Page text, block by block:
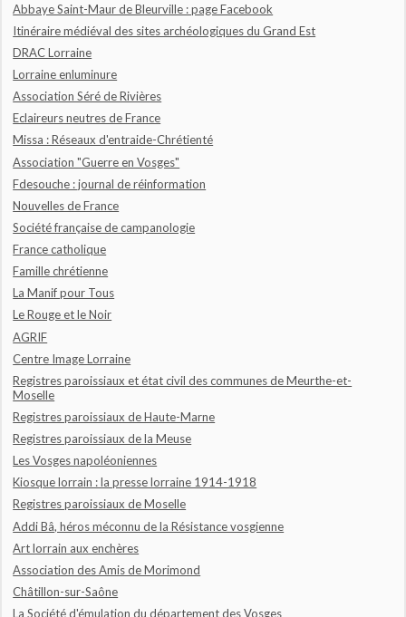
Abbaye Saint-Maur de Bleurville : page Facebook
Itinéraire médiéval des sites archéologiques du Grand Est
DRAC Lorraine
Lorraine enluminure
Association Séré de Rivières
Eclaireurs neutres de France
Missa : Réseaux d'entraide-Chrétienté
Association "Guerre en Vosges"
Fdesouche : journal de réinformation
Nouvelles de France
Société française de campanologie
France catholique
Famille chrétienne
La Manif pour Tous
Le Rouge et le Noir
AGRIF
Centre Image Lorraine
Registres paroissiaux et état civil des communes de Meurthe-et-
Moselle
Registres paroissiaux de Haute-Marne
Registres paroissiaux de la Meuse
Les Vosges napoléoniennes
Kiosque lorrain : la presse lorraine 1914-1918
Registres paroissiaux de Moselle
Addi Bâ, héros méconnu de la Résistance vosgienne
Art lorrain aux enchères
Association des Amis de Morimond
Châtillon-sur-Saône
La Société d'émulation du département des Vosges